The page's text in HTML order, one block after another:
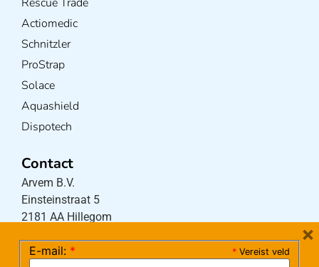
Actiomedic
Schnitzler
ProStrap
Solace
Aquashield
Dispotech
Contact
Arvem B.V.
Einsteinstraat 5
2181 AA Hillegom
* Vereist veld
E-mail: *
×